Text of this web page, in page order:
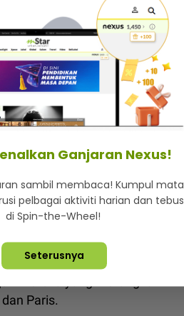
menjejaskan prestasi. Saya
sosial.
yang menunjukkan dia hanya
konsert itu berlangsung.
mana-mana pihak
atau mengganggu anggota
mereka yang merangkumi
Paris.
Ganjaran Nexus!
sambil membaca! Kumpul mata
pelbagai aktiviti harian dan tebus
di Spin-the-Wheel!
Seterusnya